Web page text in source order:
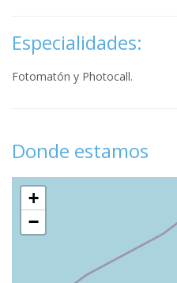
Especialidades:
Fotomatón y Photocall.
Donde estamos
+
−